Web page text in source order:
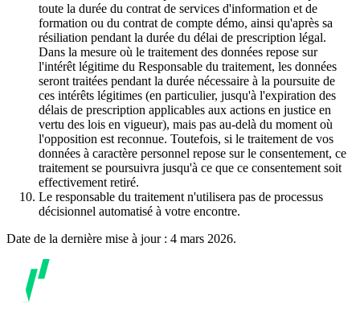
toute la durée du contrat de services d'information et de
formation ou du contrat de compte démo, ainsi qu'après sa
résiliation pendant la durée du délai de prescription légal.
Dans la mesure où le traitement des données repose sur
l'intérêt légitime du Responsable du traitement, les données
seront traitées pendant la durée nécessaire à la poursuite de
ces intérêts légitimes (en particulier, jusqu'à l'expiration des
délais de prescription applicables aux actions en justice en
vertu des lois en vigueur), mais pas au-delà du moment où
l'opposition est reconnue. Toutefois, si le traitement de vos
données à caractère personnel repose sur le consentement, ce
traitement se poursuivra jusqu'à ce que ce consentement soit
effectivement retiré.
Le responsable du traitement n'utilisera pas de processus
décisionnel automatisé à votre encontre.
Date de la dernière mise à jour : 4 mars 2026.